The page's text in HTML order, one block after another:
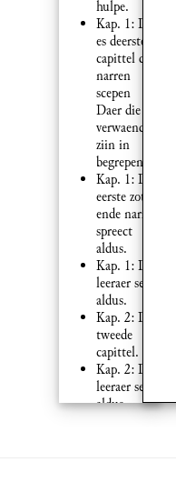
hulpe.
Kap. 1: Dit
es deerste
capittel der
narren
scepen
Daer die
verwaende
ziin in
begrepen.
Kap. 1: Die
eerste zot
ende narre
spreect
aldus.
Kap. 1: De
leeraer seit
aldus.
Kap. 2: Dat
tweede
capittel.
Kap. 2: De
leeraer seit
aldus.